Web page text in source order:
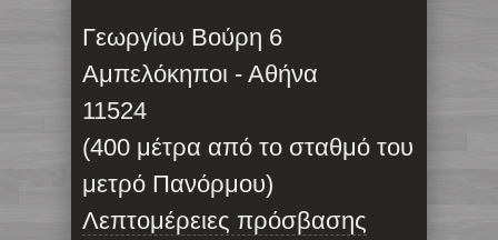
Γεωργίου Βούρη 6
Αμπελόκηποι - Αθήνα
11524
(400 μέτρα από το σταθμό του
μετρό Πανόρμου)
Λεπτομέρειες πρόσβασης